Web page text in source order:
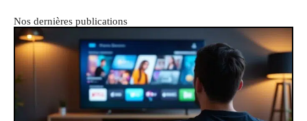
Nos dernières publications